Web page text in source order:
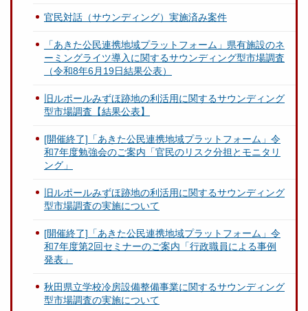
官民対話（サウンディング）実施済み案件
「あきた公民連携地域プラットフォーム」県有施設のネ
ーミングライツ導入に関するサウンディング型市場調査
（令和8年6月19日結果公表）
旧ルポールみずほ跡地の利活用に関するサウンディング
型市場調査【結果公表】
[開催終了]「あきた公民連携地域プラットフォーム」令
和7年度勉強会のご案内「官民のリスク分担とモニタリ
ング」
旧ルポールみずほ跡地の利活用に関するサウンディング
型市場調査の実施について
[開催終了]「あきた公民連携地域プラットフォーム」令
和7年度第2回セミナーのご案内「行政職員による事例
発表」
秋田県立学校冷房設備整備事業に関するサウンディング
型市場調査の実施について